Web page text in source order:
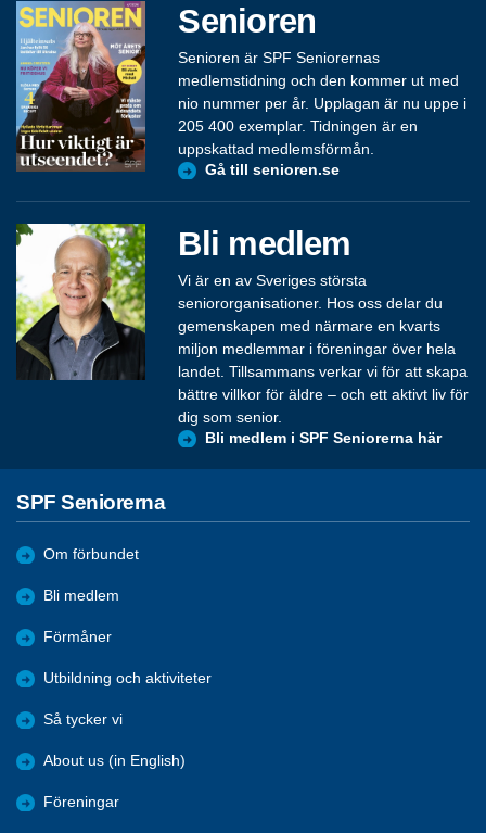
Senioren
Senioren är SPF Seniorernas
medlemstidning och den kommer ut med
nio nummer per år. Upplagan är nu uppe i
205 400 exemplar. Tidningen är en
uppskattad medlemsförmån.
Gå till senioren.se
Bli medlem
Vi är en av Sveriges största
seniororganisationer. Hos oss delar du
gemenskapen med närmare en kvarts
miljon medlemmar i föreningar över hela
landet. Tillsammans verkar vi för att skapa
bättre villkor för äldre – och ett aktivt liv för
dig som senior.
Bli medlem i SPF Seniorerna här
SPF Seniorerna
Om förbundet
Bli medlem
Förmåner
Utbildning och aktiviteter
Så tycker vi
About us (in English)
Föreningar